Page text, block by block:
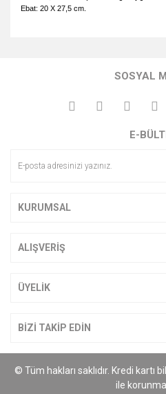
Ebat: 20 X 27,5 cm.
kullanarak tarafımıza iletebilirsiniz.
Görüş ve önerileriniz için teşekkür
Ürün açıklamasında eksik
SOSYAL
E-
KURUMSAL
ALIŞVERİŞ
ÜYELİK
BİZİ TAKİP EDİN
© Tüm hakları saklıdır. Kredi kartı
ile